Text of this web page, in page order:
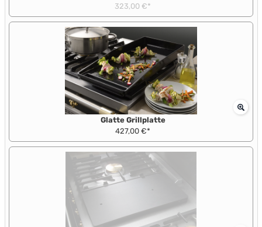
323,00 €*
Glatte Grillplatte
427,00 €*